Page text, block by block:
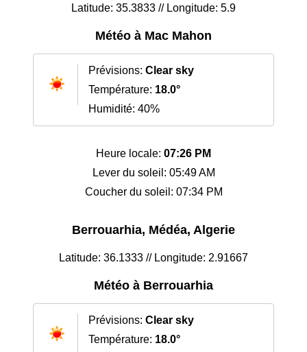
Latitude: 35.3833 // Longitude: 5.9
Météo à Mac Mahon
Prévisions: Clear sky
Température: 18.0°
Humidité: 40%
Heure locale: 07:26 PM
Lever du soleil: 05:49 AM
Coucher du soleil: 07:34 PM
Berrouarhia, Médéa, Algerie
Latitude: 36.1333 // Longitude: 2.91667
Météo à Berrouarhia
Prévisions: Clear sky
Température: 18.0°